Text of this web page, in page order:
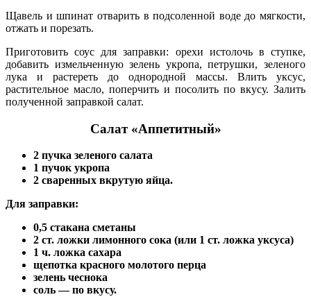
Щавель и шпинат отварить в подсоленной воде до мягкости,
отжать и порезать.
Приготовить соус для заправки: орехи истолочь в ступке,
добавить измельченную зелень укропа, петрушки, зеленого
лука и растереть до однородной массы. Влить уксус,
растительное масло, поперчить и посолить по вкусу. Залить
полученной заправкой салат.
Салат «Аппетитный»
2 пучка зеленого салата
1 пучок укропа
2 сваренных вкрутую яйца.
Для заправки:
0,5 стакана сметаны
2 ст. ложки лимонного сока (или 1 ст. ложка уксуса)
1 ч. ложка сахара
щепотка красного молотого перца
зелень чеснока
соль — по вкусу.